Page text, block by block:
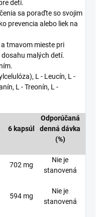
deti.
sa poraďte so svojim
prevencia alebo liek na
tmavom mieste pri
malých detí.
L - Leucín, L -
L - Treonín, L -
6 kapsúl
Odporúčaná
denná dávka
(%)
702 mg
Nie je
stanovená
594 mg
Nie je
stanovená